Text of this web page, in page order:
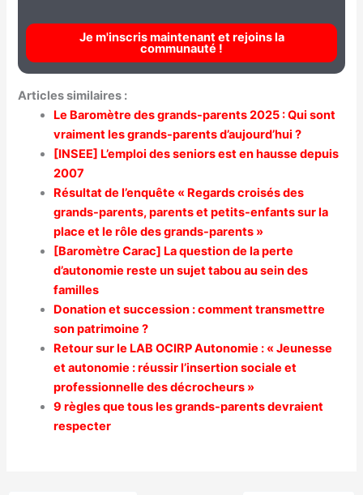
Je m'inscris maintenant et rejoins la
communauté !
Articles similaires :
Le Baromètre des grands-parents 2025 : Qui sont
vraiment les grands-parents d’aujourd’hui ?
[INSEE] L’emploi des seniors est en hausse depuis
2007
Résultat de l’enquête « Regards croisés des
grands-parents, parents et petits-enfants sur la
place et le rôle des grands-parents »
[Baromètre Carac] La question de la perte
d’autonomie reste un sujet tabou au sein des
familles
Donation et succession : comment transmettre
son patrimoine ?
Retour sur le LAB OCIRP Autonomie : « Jeunesse
et autonomie : réussir l’insertion sociale et
professionnelle des décrocheurs »
9 règles que tous les grands-parents devraient
respecter